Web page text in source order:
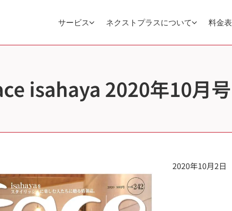
サービス ネクストプラスについて 料金表
isahaya 2020年10月号
2020年10月2日